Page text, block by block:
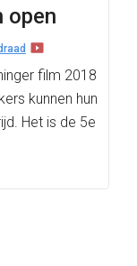
open
film 2018
kunnen hun
Het is de 5e